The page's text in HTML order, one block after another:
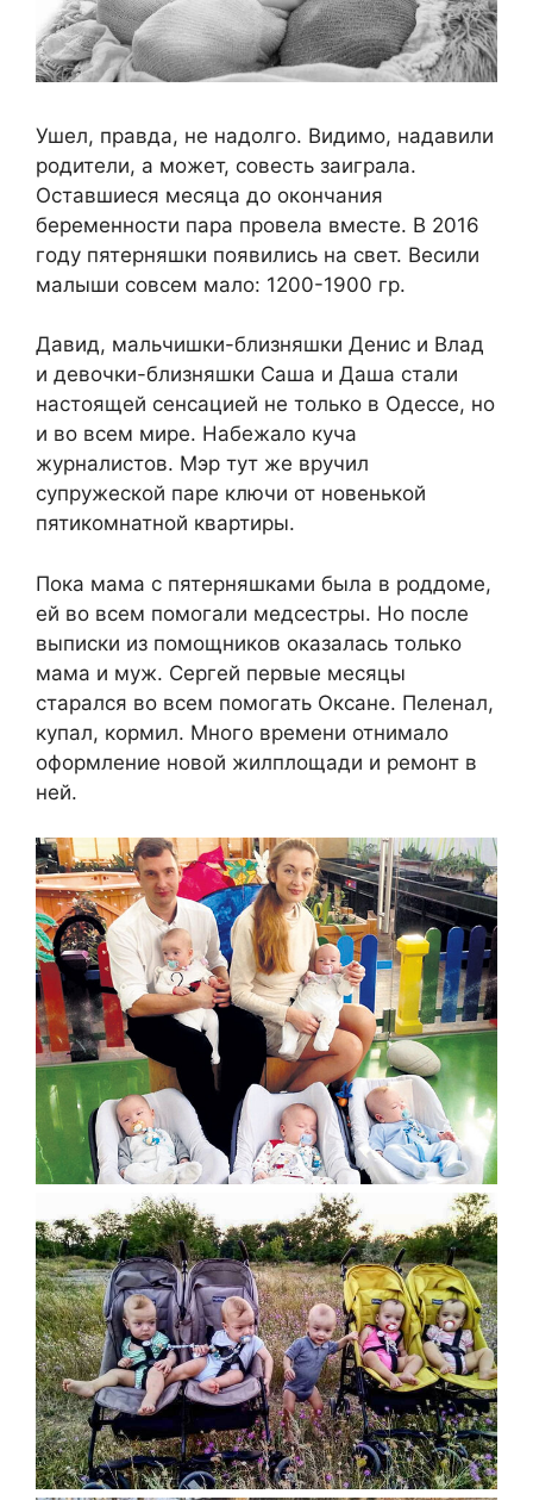
Ушел, правда, не надолго. Видимо, надавили
родители, а может, совесть заиграла.
Оставшиеся месяца до окончания
беременности пара провела вместе. В 2016
году пятерняшки появились на свет. Весили
малыши совсем мало: 1200-1900 гр.
Давид, мальчишки-близняшки Денис и Влад
и девочки-близняшки Саша и Даша стали
настоящей сенсацией не только в Одессе, но
и во всем мире. Набежало куча
журналистов. Мэр тут же вручил
супружеской паре ключи от новенькой
пятикомнатной квартиры.
Пока мама с пятерняшками была в роддоме,
ей во всем помогали медсестры. Но после
выписки из помощников оказалась только
мама и муж. Сергей первые месяцы
старался во всем помогать Оксане. Пеленал,
купал, кормил. Много времени отнимало
оформление новой жилплощади и ремонт в
ней.